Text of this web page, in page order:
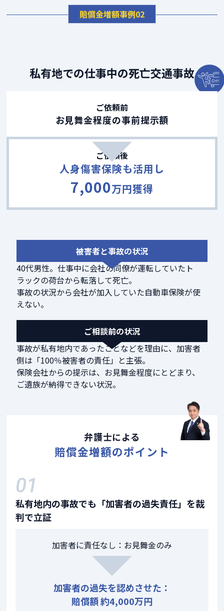
賠償金増額事例02
私有地での仕事中の死亡交通事故
ご依頼前
お見舞金程度の事前提示額
ご依頼後
人身傷害保険も活用し
7,000万円獲得
被害者と事故の状況
40代男性。仕事中に会社の同僚が運転していたト
ラックの荷台から転落して死亡。
事故の状況から会社が加入していた自動車保険が使
えない。
ご相談前の状況
事故が私有地内であったことなどを理由に、加害者
側は「100％被害者の責任」と主張。
保険会社からの提示は、お見舞金程度にとどまり、
ご遺族が納得できない状況。
弁護士による
賠償金増額のポイント
01
私有地内の事故でも「加害者の過失責任」を裁
判で立証
加害者に責任なし：お見舞金のみ
加害者の過失を認めさせた：
賠償額 約4,000万円